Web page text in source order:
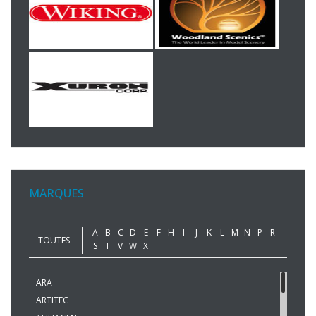
MARQUES
TOUTES
A B C D E F H I J K L M N P
R
S
T V W X
ARA
ARTITEC